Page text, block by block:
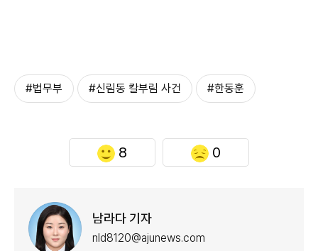
#법무부 #신림동 칼부림 사건 #한동훈
8 0
남라다 기자
nld8120@ajunews.com